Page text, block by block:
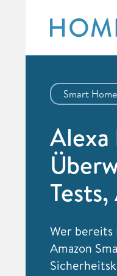
content
Smart Home
Wer bereits
Amazon